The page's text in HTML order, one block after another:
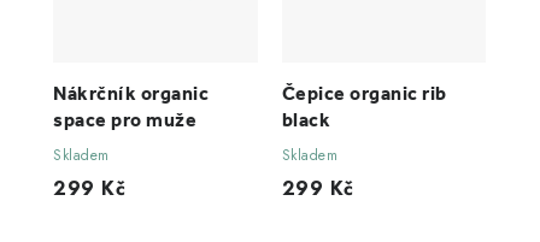
Nákrčník organic
space pro muže
Skladem
299 Kč
Čepice organic rib
black
Skladem
299 Kč